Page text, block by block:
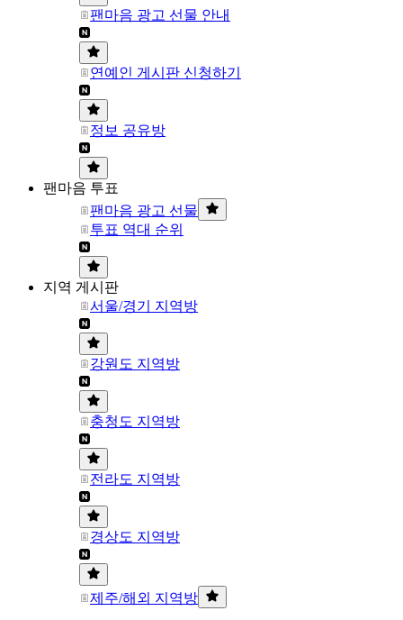
팬마음 광고 선물 안내
연예인 게시판 신청하기
정보 공유방
팬마음 투표
팬마음 광고 선물
투표 역대 순위
지역 게시판
서울/경기 지역방
강원도 지역방
충청도 지역방
전라도 지역방
경상도 지역방
제주/해외 지역방